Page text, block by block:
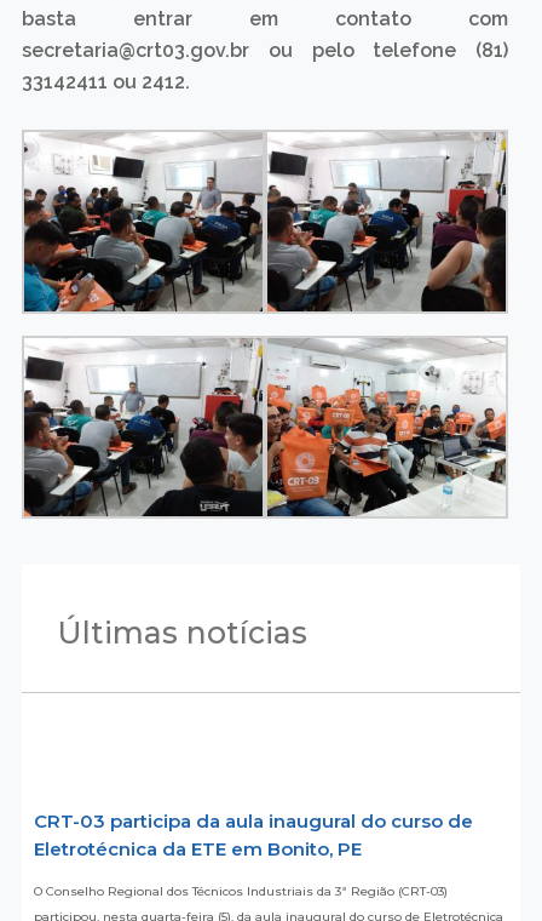
basta entrar em contato com
secretaria@crt03.gov.br ou pelo telefone (81)
33142411 ou 2412.
Últimas notícias
CRT-03 participa da aula inaugural do curso de
Eletrotécnica da ETE em Bonito, PE
O Conselho Regional dos Técnicos Industriais da 3ª Região (CRT-03)
participou, nesta quarta-feira (5), da aula inaugural do curso de Eletrotécnica